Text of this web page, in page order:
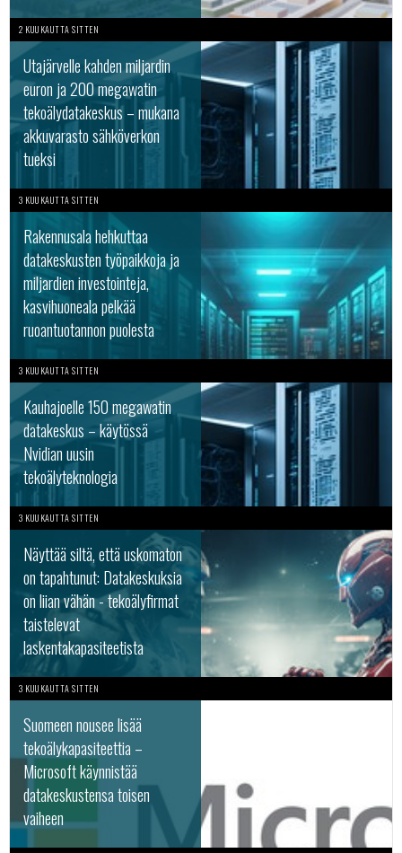
2 KUUKAUTTA SITTEN
Utajärvelle kahden miljardin
euron ja 200 megawatin
tekoälydatakeskus – mukana
akkuvarasto sähköverkon
tueksi
3 KUUKAUTTA SITTEN
Rakennusala hehkuttaa
datakeskusten työpaikkoja ja
miljardien investointeja,
kasvihuoneala pelkää
ruoantuotannon puolesta
3 KUUKAUTTA SITTEN
Kauhajoelle 150 megawatin
datakeskus – käytössä
Nvidian uusin
tekoälyteknologia
3 KUUKAUTTA SITTEN
Näyttää siltä, että uskomaton
on tapahtunut: Datakeskuksia
on liian vähän - tekoälyfirmat
taistelevat
laskentakapasiteetista
3 KUUKAUTTA SITTEN
Suomeen nousee lisää
tekoälykapasiteettia –
Microsoft käynnistää
datakeskustensa toisen
vaiheen